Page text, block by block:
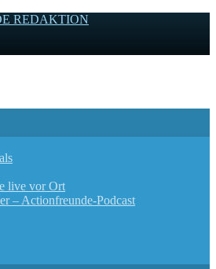
REDAKTION
live vor Ort
– Actionfreunde-Podcast